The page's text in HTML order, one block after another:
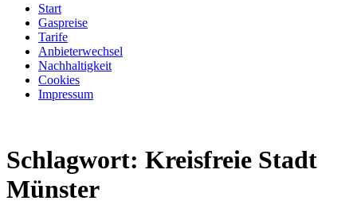
Start
Gaspreise
Tarife
Anbieterwechsel
Nachhaltigkeit
Cookies
Impressum
Schlagwort: Kreisfreie Stadt
Münster